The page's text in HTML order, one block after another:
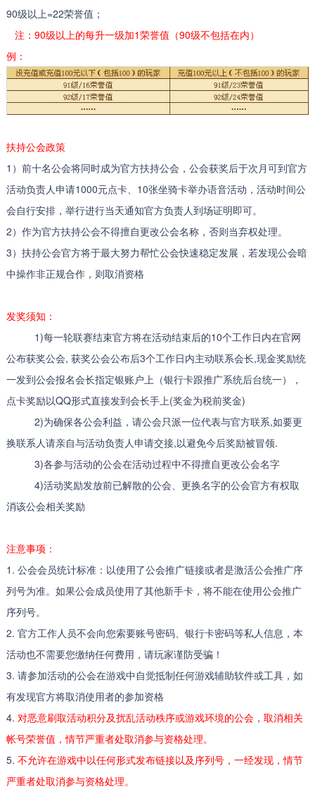
90级以上=22荣誉值；
注：90级以上的每升一级加1荣誉值（90级不包括在内）
例：
扶持公会政策
1）前十名公会将同时成为官方扶持公会，公会获奖后于次月可到官方
活动负责人申请1000元点卡、10张坐骑卡举办语音活动，活动时间公
会自行安排，举行进行当天通知官方负责人到场证明即可。
2）作为官方扶持公会不得擅自更改公会名称，否则当弃权处理。
3）扶持公会官方将于最大努力帮忙公会快速稳定发展，若发现公会暗
中操作非正规合作，则取消资格
发奖须知：
1)每一轮联赛结束官方将在活动结束后的10个工作日内在官网
公布获奖公会, 获奖公会公布后3个工作日内主动联系会长,现金奖励统
一发到公会报名会长指定银账户上（银行卡跟推广系统后台统一），
点卡奖励以QQ形式直接发到会长手上(奖金为税前奖金)
2)为确保各公会利益，请公会只派一位代表与官方联系,如要更
换联系人请亲自与活动负责人申请交接,以避免今后奖励被冒领.
3)各参与活动的公会在活动过程中不得擅自更改公会名字
4)活动奖励发放前已解散的公会、更换名字的公会官方有权取
消该公会相关奖励
注意事项：
1. 公会会员统计标准：以使用了公会推广链接或者是激活公会推广序
列号为准。如果公会成员使用了其他新手卡，将不能在使用公会推广
序列号。
2. 官方工作人员不会向您索要账号密码、银行卡密码等私人信息，本
活动也不需要您缴纳任何费用，请玩家谨防受骗！
3. 请参加活动的公会在游戏中自觉抵制任何游戏辅助软件或工具，如
有发现官方将取消使用者的参加资格
4. 对恶意刷取活动积分及扰乱活动秩序或游戏环境的公会，取消相关
帐号荣誉值，情节严重者处取消参与资格处理。
5. 不允许在游戏中以任何形式发布链接以及序列号，一经发现，情节
严重者处取消参与资格处理。